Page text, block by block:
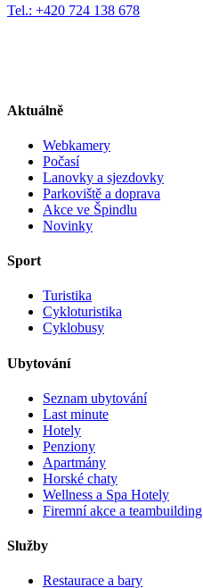
Tel.: +420 724 138 678
Aktuálně
Webkamery
Počasí
Lanovky a sjezdovky
Parkoviště a doprava
Akce ve Špindlu
Novinky
Sport
Turistika
Cykloturistika
Cyklobusy
Ubytování
Seznam ubytování
Last minute
Hotely
Penziony
Apartmány
Horské chaty
Wellness a Spa Hotely
Firemní akce a teambuilding
Služby
Restaurace a bary